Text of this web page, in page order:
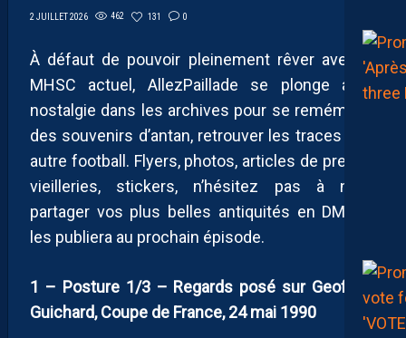
2 JUILLET 2026 462 131 0
À défaut de pouvoir pleinement rêver avec le
MHSC actuel, AllezPaillade se plonge avec
nostalgie dans les archives pour se remémorer
des souvenirs d’antan, retrouver les traces d’un
autre football. Flyers, photos, articles de presse,
vieilleries, stickers, n’hésitez pas à nous
partager vos plus belles antiquités en DM. On
les publiera au prochain épisode.
1 – Posture 1/3 – Regards posé sur Geoffroy
Guichard, Coupe de France, 24 mai 1990